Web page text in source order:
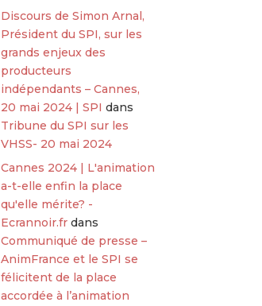
Discours de Simon Arnal,
Président du SPI, sur les
grands enjeux des
producteurs
indépendants – Cannes,
20 mai 2024 | SPI dans
Tribune du SPI sur les
VHSS- 20 mai 2024
Cannes 2024 | L'animation
a-t-elle enfin la place
qu'elle mérite? -
Ecrannoir.fr dans
Communiqué de presse –
AnimFrance et le SPI se
félicitent de la place
accordée à l’animation